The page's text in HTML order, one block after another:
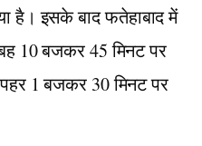
है। इसके बाद फतेहाबाद में
10 बजकर 45 मिनट पर
1 बजकर 30 मिनट पर